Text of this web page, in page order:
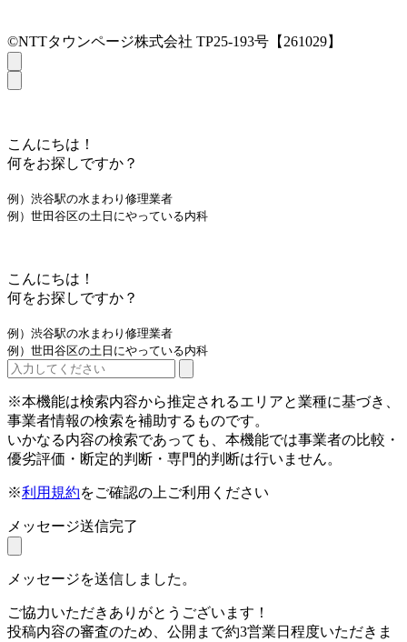
©NTTタウンページ株式会社 TP25-193号【261029】
こんにちは！
何をお探しですか？
例）渋谷駅の水まわり修理業者
例）世田谷区の土日にやっている内科
こんにちは！
何をお探しですか？
例）渋谷駅の水まわり修理業者
例）世田谷区の土日にやっている内科
※本機能は検索内容から推定されるエリアと業種に基づき、
事業者情報の検索を補助するものです。
いかなる内容の検索であっても、本機能では事業者の比較・
優劣評価・断定的判断・専門的判断は行いません。
※利用規約をご確認の上ご利用ください
メッセージ送信完了
メッセージを送信しました。
ご協力いただきありがとうございます！
投稿内容の審査のため、公開まで約3営業日程度いただきま